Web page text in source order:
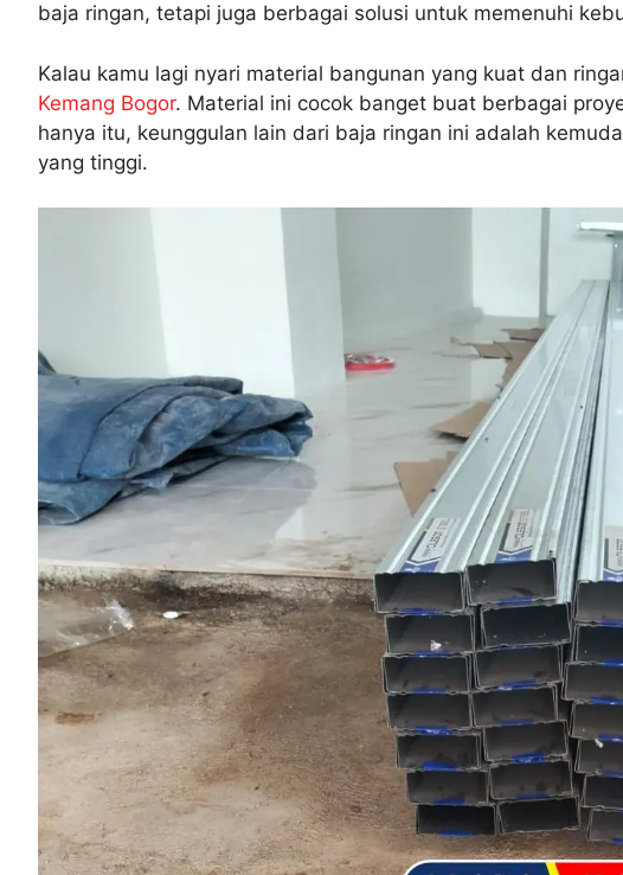
baja ringan, tetapi juga berbagai solusi untuk memenuhi
Kalau kamu lagi nyari material bangunan yang kuat dan
Kemang Bogor. Material ini cocok banget buat berbagai
hanya itu, keunggulan lain dari baja ringan ini adalah
yang tinggi.